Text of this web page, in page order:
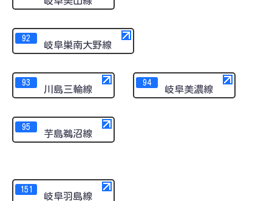
92
岐阜巣南大野線
93
川島三輪線
94
岐阜美濃線
95
芋島鵜沼線
151
岐阜羽島線